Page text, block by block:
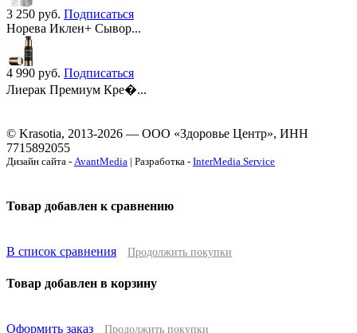
3 250 руб. Подписаться
Норева Иклен+ Сывор...
4 990 руб. Подписаться
Лиерак Премиум Кре�...
© Krasotia, 2013-2026 — ООО «Здоровье Центр», ИНН
7715892055
Дизайн сайта - AvantMedia | Разработка - InterMedia Service
Товар добавлен к сравнению
В список сравнения Продолжить покупки
Товар добавлен в корзину
Оформить заказ Продолжить покупки